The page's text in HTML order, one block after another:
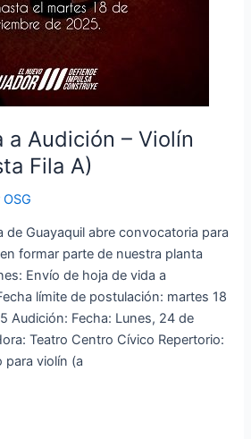
a Audición – Violín
Fila A)
de Guayaquil abre convocatoria para
formar parte de nuestra planta
Envío de hoja de vida a
límite de postulación: martes 18
Audición: Fecha: Lunes, 24 de
Teatro Centro Cívico Repertorio:
para violín (a